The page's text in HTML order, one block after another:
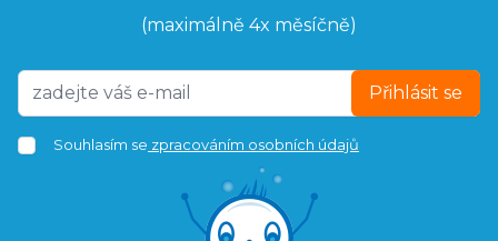
(maximálně 4x měsíčně)
Přihlásit se
Souhlasím se zpracováním osobních údajů